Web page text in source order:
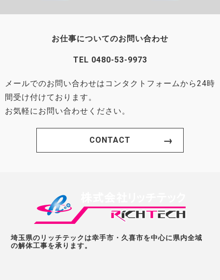
お仕事についてのお問い合わせ
TEL 0480-53-9973
メールでのお問い合わせはコンタクトフォームから24時
間受け付けております。
お気軽にお問い合わせください。
CONTACT
埼玉県のリッチテックは幸手市・久喜市を中心に県内全域
の解体工事を承ります。